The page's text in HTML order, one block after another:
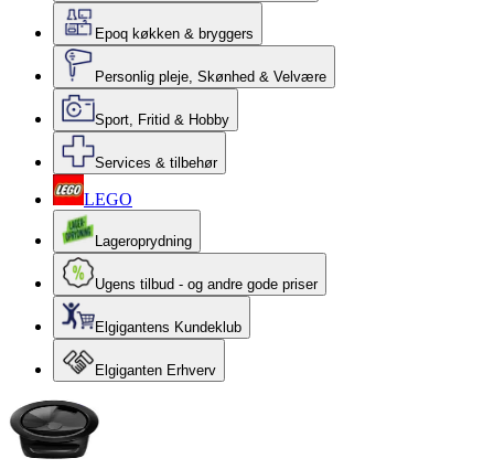
Epoq køkken & bryggers
Personlig pleje, Skønhed & Velvære
Sport, Fritid & Hobby
Services & tilbehør
LEGO
Lageroprydning
Ugens tilbud - og andre gode priser
Elgigantens Kundeklub
Elgiganten Erhverv